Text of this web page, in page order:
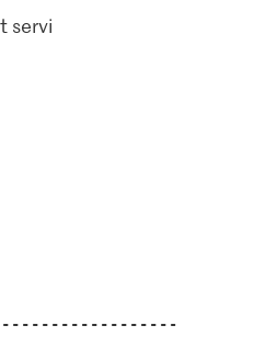
servi